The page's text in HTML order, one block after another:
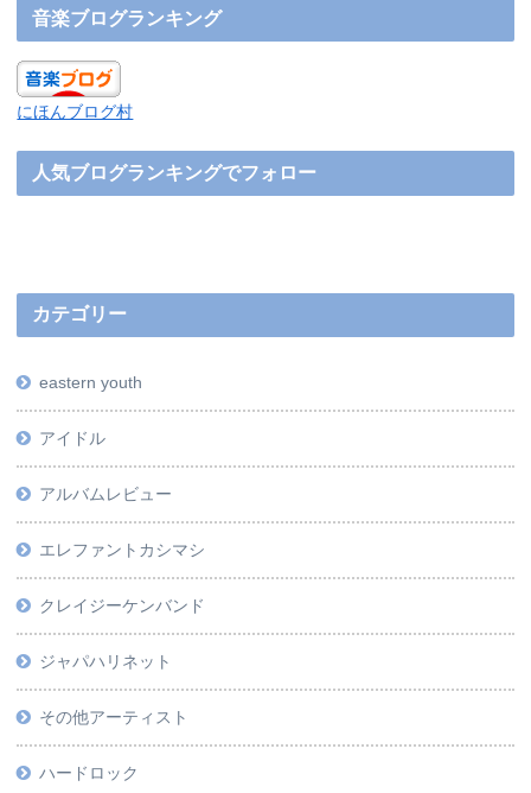
音楽ブログランキング
にほんブログ村
人気ブログランキングでフォロー
カテゴリー
eastern youth
アイドル
アルバムレビュー
エレファントカシマシ
クレイジーケンバンド
ジャパハリネット
その他アーティスト
ハードロック